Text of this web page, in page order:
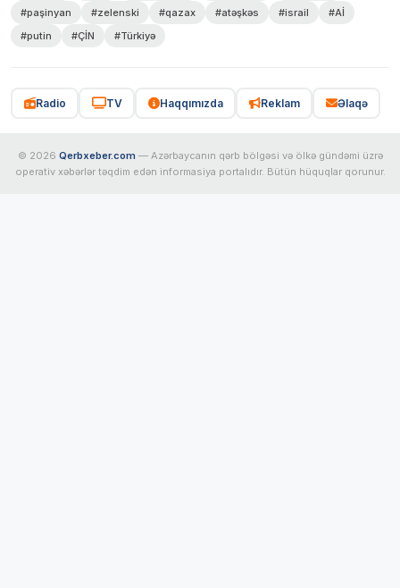
#paşinyan #zelenski #qazax #atəşkəs #israil
#Aİ
#putin
#ÇİN #Türkiyə
Radio TV Haqqımızda Reklam Əlaqə
© 2026 Qerbxeber.com — Azərbaycanın qərb bölgəsi və ölkə gündəmi üzrə
operativ xəbərlər təqdim edən informasiya portalıdır. Bütün hüquqlar qorunur.